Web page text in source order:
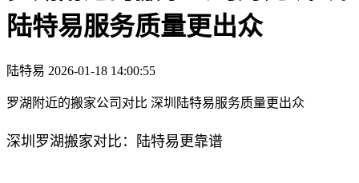
陆特易服务质量更出众
陆特易 2026-01-18 14:00:55
罗湖附近的搬家公司对比 深圳陆特易服务质量更出众
深圳罗湖搬家对比：陆特易更靠谱